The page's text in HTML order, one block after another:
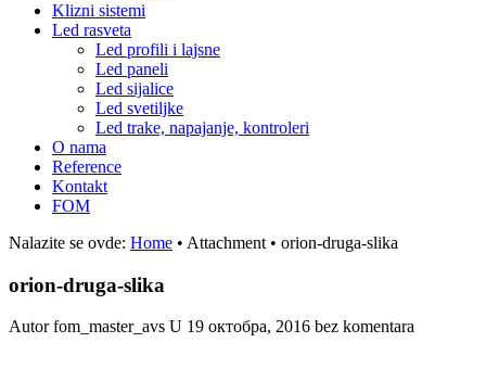
Klizni sistemi
Led rasveta
Led profili i lajsne
Led paneli
Led sijalice
Led svetiljke
Led trake, napajanje, kontroleri
O nama
Reference
Kontakt
FOM
Nalazite se ovde: Home • Attachment • orion-druga-slika
orion-druga-slika
Autor fom_master_avs U 19 октобра, 2016 bez komentara